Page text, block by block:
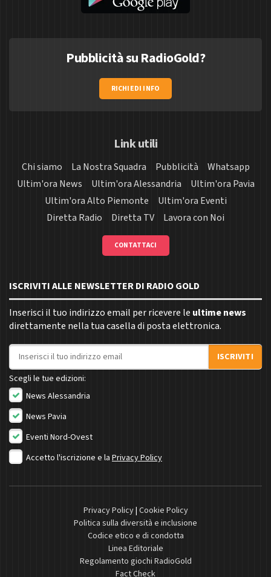
Pubblicità su RadioGold?
RICHIEDI INFO
Link utili
Chi siamo La Nostra Squadra Pubblicità
Whatsapp
Ultim'ora News
Ultim'ora Alessandria
Ultim'ora Pavia
Ultim'ora Alto Piemonte
Ultim'ora Eventi
Diretta Radio
Diretta TV Lavora con Noi
CONTATTACI
ISCRIVITI ALLE NEWSLETTER DI RADIO GOLD
Inserisci il tuo indirizzo email per ricevere le ultime news
direttamente nella tua casella di posta elettronica.
Indirizzo email
ISCRIVITI
Scegli le tue edizioni:
News Alessandria
News Pavia
Eventi Nord-Ovest
Accetto l'iscrizione e la Privacy Policy
Privacy Policy| Cookie Policy
Politica sulla diversità e inclusione
Codice etico e di condotta
Linea Editoriale
Regolamento giochi RadioGold
Fact Check